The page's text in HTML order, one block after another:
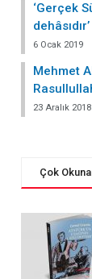
‘Gerçek
dehâsıdır’
6 Ocak 2019
Mehmet
23 Aralık 2018
Çok